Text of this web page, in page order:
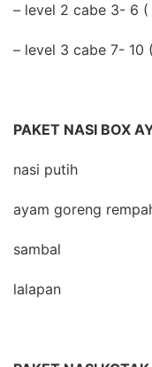
– level 2 cabe 3- 6 (
– level 3 cabe 7- 10
PAKET NASI BOX
nasi putih
ayam goreng
sambal
lalapan